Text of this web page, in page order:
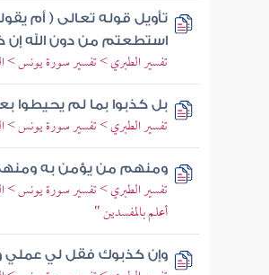
تأويل قوله تعالى ( أم
استطعتم من دون الله
تفسير الطبري > تفسير سورة يونس >
بل كذبوا بما لم يحيطوا
تفسير الطبري > تفسير سورة يونس >
ومنهم من يؤمن به
تفسير الطبري > تفسير سورة يونس >
أعلم بالمفسدين "
وإن كذبوك فقل لي